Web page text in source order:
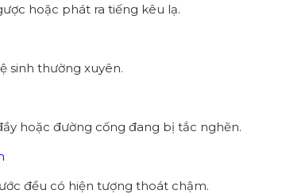
hoặc phát ra tiếng kêu lạ.
sinh thường xuyên.
hoặc đường cống đang bị tắc nghẽn.
đều có hiện tượng thoát chậm.